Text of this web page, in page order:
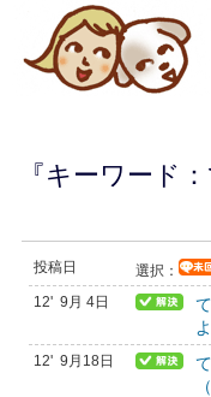
『キーワード
投稿日 選択：
12' 9月 4日
12' 9月18日